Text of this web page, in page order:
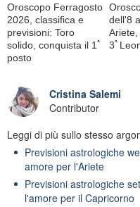
Oroscopo Ferragosto
2026, classifica e
previsioni: Toro
solido, conquista il 1ﾟ
posto
dell'8
Ariete,
3ﾟ
Cristina Salemi
Contributor
Leggi di più sullo stesso
Previsioni astrologiche
amore per l'Ariete
Previsioni astrologiche
l'amore per il Capricorno